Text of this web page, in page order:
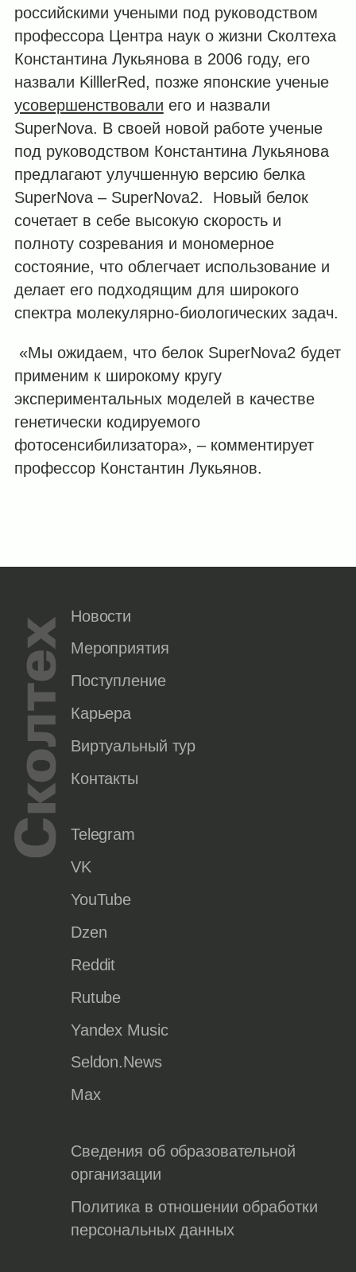
российскими учеными под руководством
профессора Центра наук о жизни Сколтеха
Константина Лукьянова в 2006 году, его
назвали KilllerRed, позже японские ученые
усовершенствовали его и назвали
SuperNova. В своей новой работе ученые
под руководством Константина Лукьянова
предлагают улучшенную версию белка
SuperNova – SuperNova2. Новый белок
сочетает в себе высокую скорость и
полноту созревания и мономерное
состояние, что облегчает использование и
делает его подходящим для широкого
спектра молекулярно-биологических задач.
«Мы ожидаем, что белок SuperNova2 будет
применим к широкому кругу
экспериментальных моделей в качестве
генетически кодируемого
фотосенсибилизатора», – комментирует
профессор Константин Лукьянов.
Новости
Мероприятия
Поступление
Карьера
Виртуальный тур
Контакты
Telegram
VK
YouTube
Dzen
Reddit
Rutube
Yandex Music
Seldon.News
Max
Сведения об образовательной
организации
Политика в отношении обработки
персональных данных